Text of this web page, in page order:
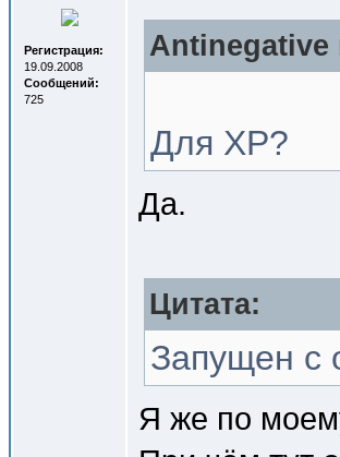
Регистрация:
19.09.2008
Сообщений:
725
Antinegative
Для XP?
Да.
Цитата:
Запущен с
Я же по